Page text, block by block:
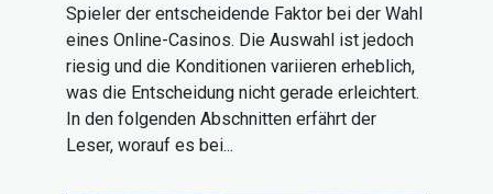
Spieler der entscheidende Faktor bei der Wahl
eines Online-Casinos. Die Auswahl ist jedoch
riesig und die Konditionen variieren erheblich,
was die Entscheidung nicht gerade erleichtert.
In den folgenden Abschnitten erfährt der
Leser, worauf es bei...